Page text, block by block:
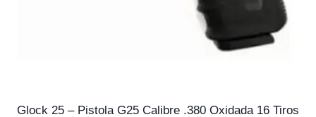
Glock 25 – Pistola G25 Calibre .380 Oxidada 16 Tiros